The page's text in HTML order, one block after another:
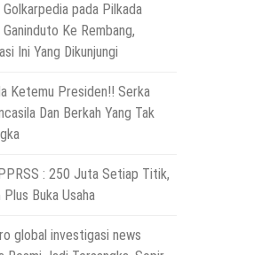
pada Pilkada
Ke Rembang,
Ini Yang Dikunjungi
Ketemu Presiden!! Serka
Dan Berkah Yang Tak
: 250 Juta Setiap Titik,
Plus Buka Usaha
global investigasi news